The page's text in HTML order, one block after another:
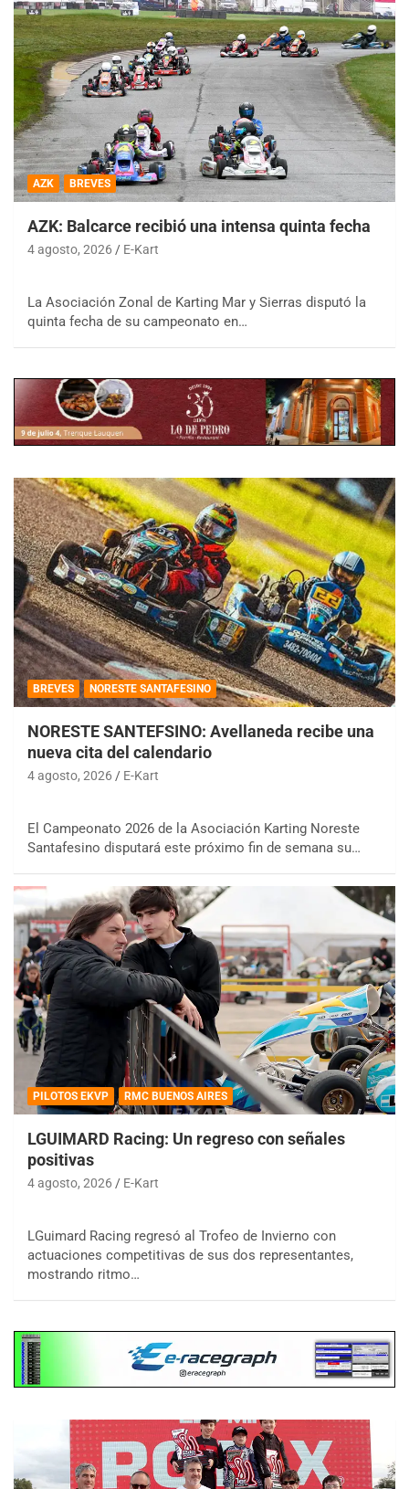
AZK BREVES
AZK: Balcarce recibió una intensa quinta fecha
4 agosto, 2026 E-Kart
La Asociación Zonal de Karting Mar y Sierras disputó la
quinta fecha de su campeonato en…
BREVES NORESTE SANTAFESINO
NORESTE SANTEFSINO: Avellaneda recibe una
nueva cita del calendario
4 agosto, 2026 E-Kart
El Campeonato 2026 de la Asociación Karting Noreste
Santafesino disputará este próximo fin de semana su…
PILOTOS EKVP RMC BUENOS AIRES
LGUIMARD Racing: Un regreso con señales
positivas
4 agosto, 2026 E-Kart
LGuimard Racing regresó al Trofeo de Invierno con
actuaciones competitivas de sus dos representantes,
mostrando ritmo…